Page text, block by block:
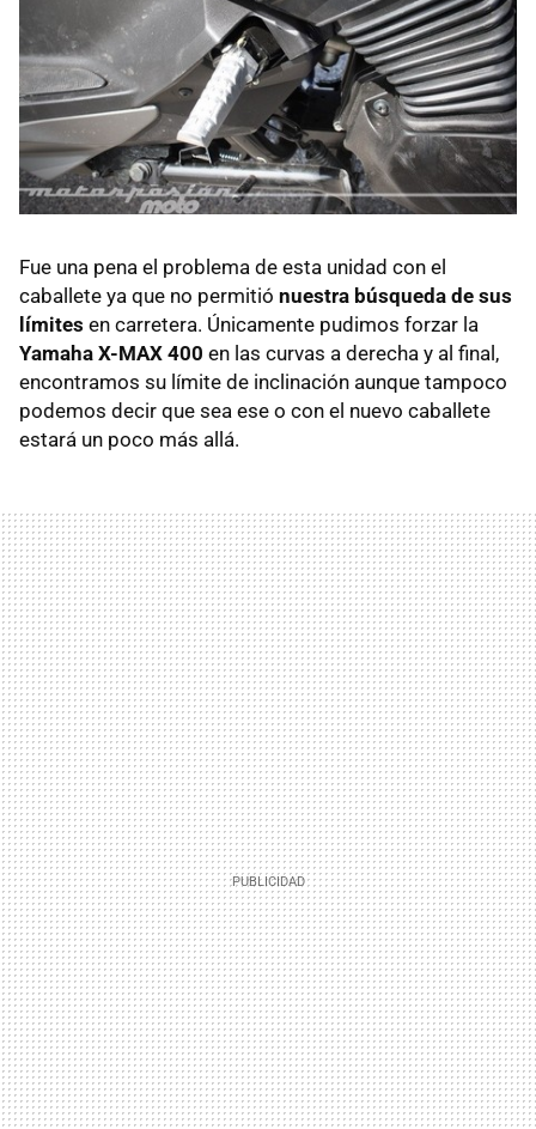
Fue una pena el problema de esta unidad con el
caballete ya que no permitió nuestra búsqueda de sus
límites en carretera. Únicamente pudimos forzar la
Yamaha X-MAX 400 en las curvas a derecha y al final,
encontramos su límite de inclinación aunque tampoco
podemos decir que sea ese o con el nuevo caballete
estará un poco más allá.